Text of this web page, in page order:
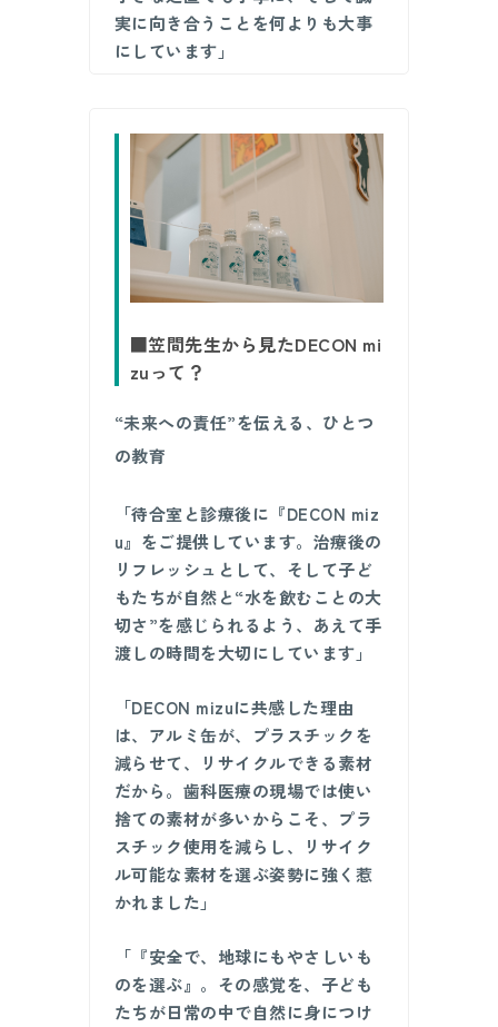
実に向き合うことを何よりも大事
にしています」
■笠間先生から見たDECON mi
zuって？
“未来への責任”を伝える、ひとつ
の教育
「待合室と診療後に『DECON miz
u』をご提供しています。治療後の
リフレッシュとして、そして子ど
もたちが自然と“水を飲むことの大
切さ”を感じられるよう、あえて手
渡しの時間を大切にしています」
「DECON mizuに共感した理由
は、アルミ缶が、プラスチックを
減らせて、リサイクルできる素材
だから。歯科医療の現場では使い
捨ての素材が多いからこそ、プラ
スチック使用を減らし、リサイク
ル可能な素材を選ぶ姿勢に強く惹
かれました」
「『安全で、地球にもやさしいも
のを選ぶ』。その感覚を、子ども
たちが日常の中で自然に身につけ